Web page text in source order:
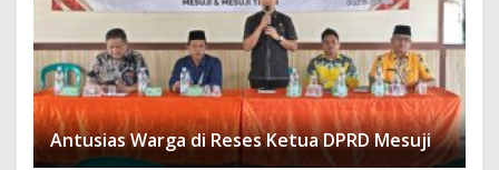
Antusias Warga di Reses Ketua DPRD Mesuji